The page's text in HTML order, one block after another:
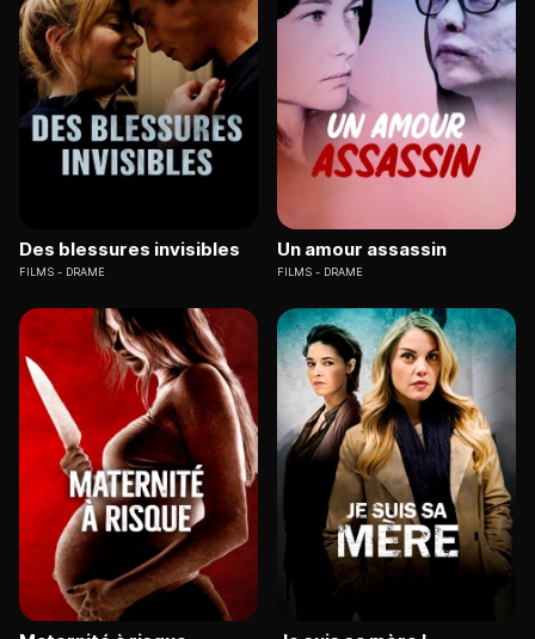
Des blessures invisibles
FILMS DRAME
Un amour assassin
FILMS DRAME